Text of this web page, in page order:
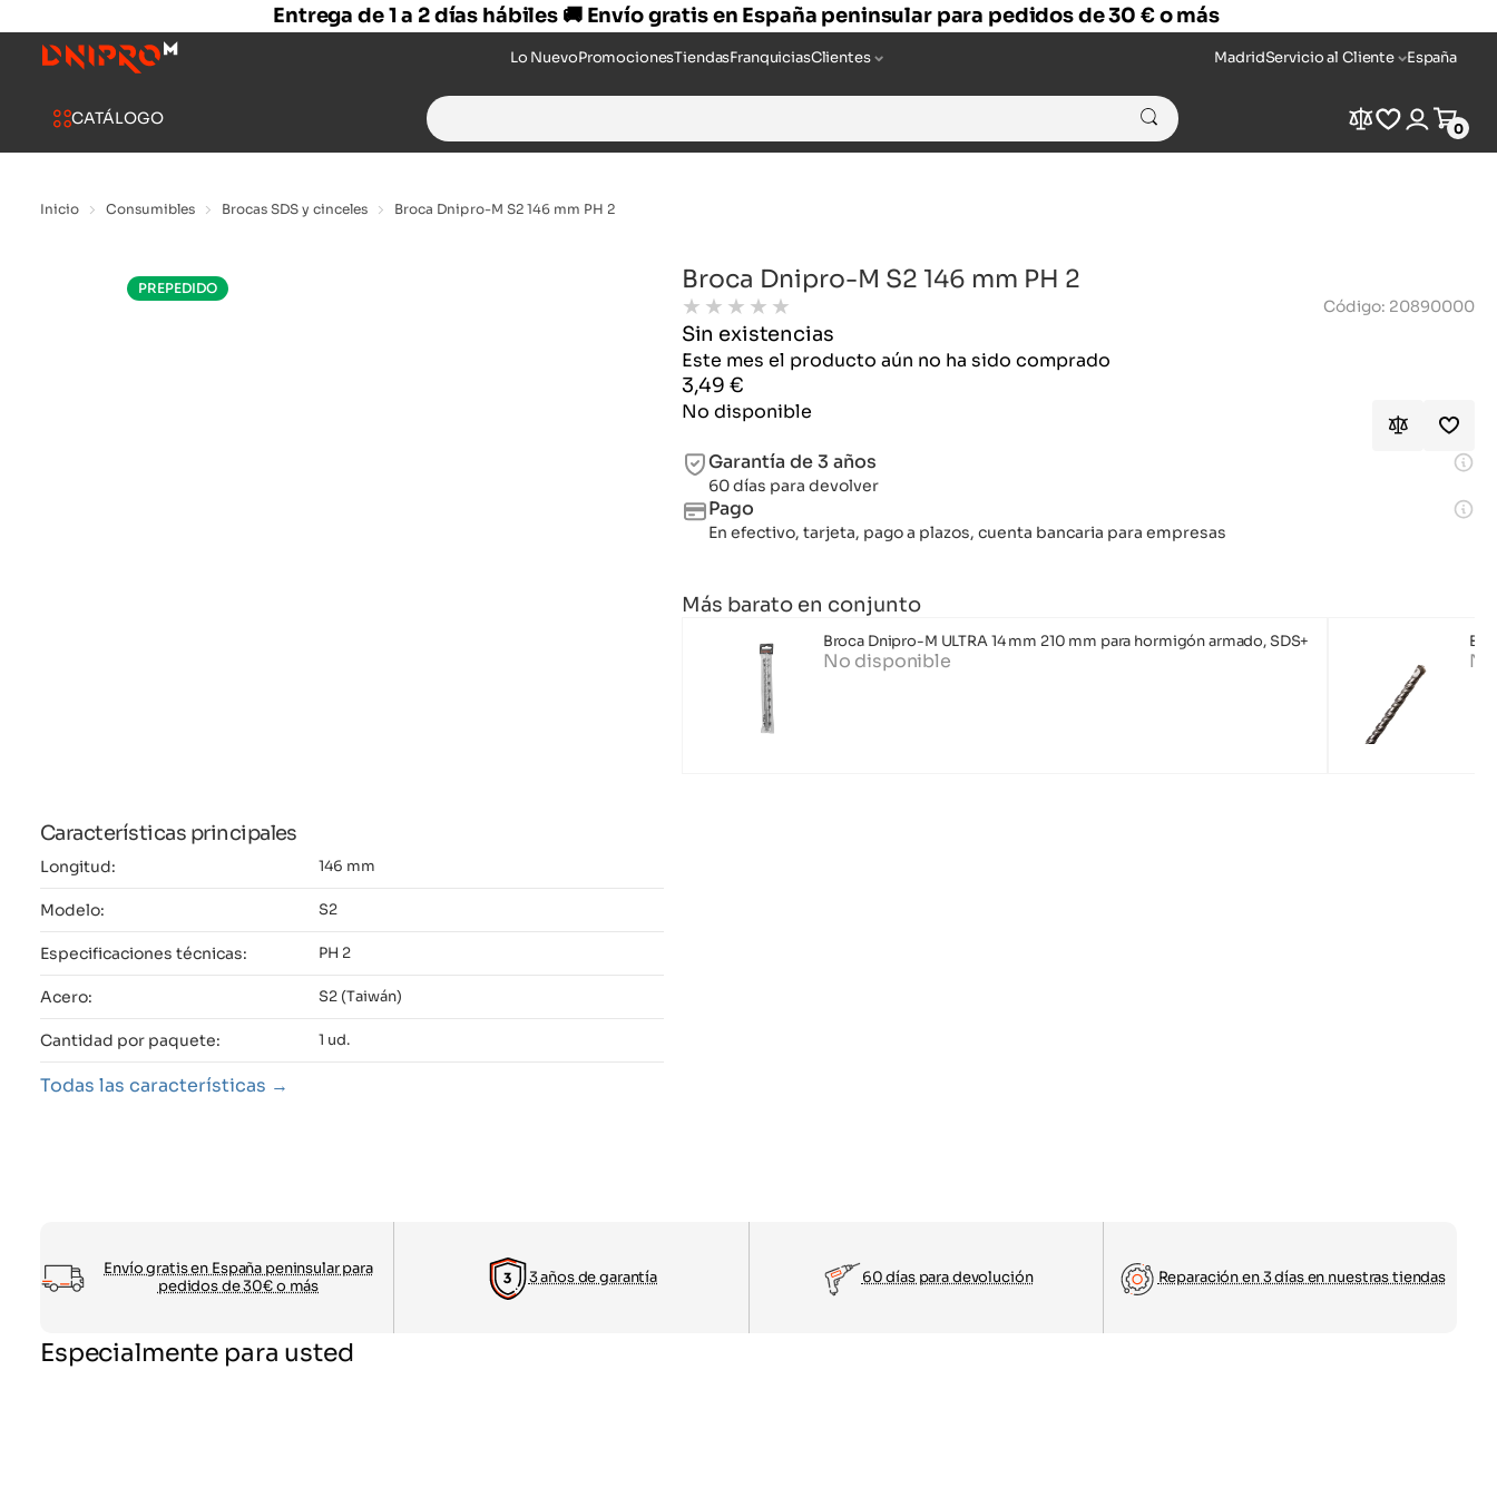
Entrega de 1 a 2 días hábiles 🚚 Envío gratis en España peninsular para pedidos de 30 € o más
Lo NuevoPromocionesTiendasFranquiciasClientes MadridServicio al Cliente España
CATÁLOGO
Search
for:
Compare
Wishlist
Login
Cart
0
Inicio Consumibles Brocas SDS y cinceles Broca Dnipro-M S2 146 mm PH 2
PREPEDIDO
Características principales
Longitud: 146 mm
Modelo: S2
Especificaciones técnicas: PH 2
Acero: S2 (Taiwán)
Cantidad por paquete: 1 ud.
Todas las características
Broca Dnipro-M S2 146 mm PH 2
★ ★ ★ ★ ★ Código: 20890000
Sin existencias
Este mes el producto aún no ha sido comprado
3,49 €
No disponible
Garantía de 3 años
60 días para devolver
Pago
En efectivo, tarjeta, pago a plazos, cuenta bancaria para empresas
Más barato en conjunto
Broca Dnipro-M ULTRA 14 mm 210 mm para hormigón armado, SDS+
No disponible
Envío gratis en España peninsular para
pedidos de 30€ o más
3 años de garantía 60 días para devolución Reparación en 3 días en nuestras tiendas
Especialmente para usted